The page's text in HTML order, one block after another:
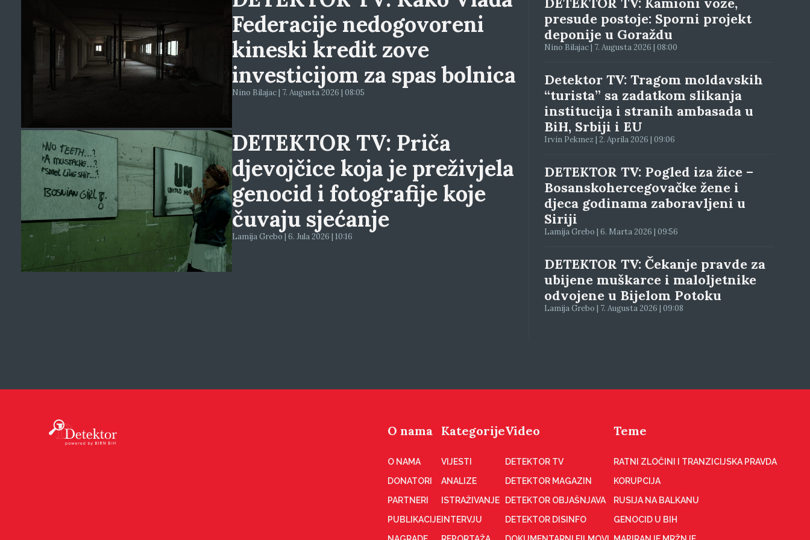
Federacije nedogovoreni
kineski kredit zove
investicijom za spas bolnica
Nino Bilajac | 7. Augusta 2026 | 08:05
DETEKTOR TV: Priča
djevojčice koja je preživjela
genocid i fotografije koje
čuvaju sjećanje
Lamija Grebo | 6. Jula 2026 | 10:16
presude postoje: Sporni projekt
deponije u Goraždu
Nino Bilajac | 7. Augusta 2026 | 08:00
Detektor TV: Tragom moldavskih
“turista” sa zadatkom slikanja
institucija i stranih ambasada u
BiH, Srbiji i EU
Irvin Pekmez | 2. Aprila 2026 | 09:06
DETEKTOR TV: Pogled iza žice –
Bosanskohercegovačke žene i
djeca godinama zaboravljeni u
Siriji
Lamija Grebo | 6. Marta 2026 | 09:56
DETEKTOR TV: Čekanje pravde za
ubijene muškarce i maloljetnike
odvojene u Bijelom Potoku
Lamija Grebo | 7. Augusta 2026 | 09:08
O nama
O NAMA
DONATORI
PARTNERI
PUBLIKACIJE
Kategorije
VIJESTI
ANALIZE
ISTRAŽIVANJE
INTERVJU
Video
DETEKTOR TV
DETEKTOR MAGAZIN
DETEKTOR OBJAŠNJAVA
DETEKTOR DISINFO
Teme
RATNI ZLOČINI I TRANZICIJSKA PRAVDA
KORUPCIJA
RUSIJA NA BALKANU
GENOCID U BIH